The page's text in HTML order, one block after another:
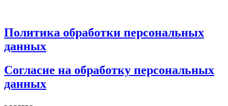
Политика обработки персональных
данных
Согласие на обработку персональных
данных